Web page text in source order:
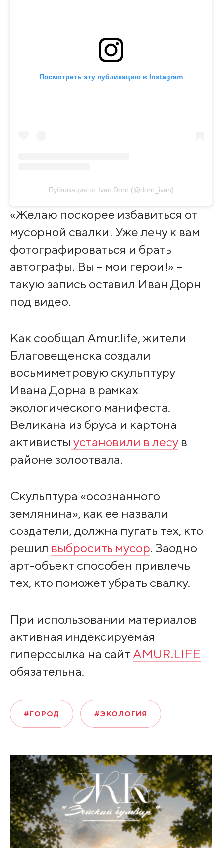
Посмотреть эту публикацию в Instagram
Публикация от Ivan Dorn (@dorn_ivan)
«Желаю поскорее избавиться от
мусорной свалки! Уже лечу к вам
фотографироваться и брать
автографы. Вы – мои герои!» –
такую запись оставил Иван Дорн
под видео.
Как сообщал Amur.life, жители
Благовещенска создали
восьмиметровую скульптуру
Ивана Дорна в рамках
экологического манифеста.
Великана из бруса и картона
активисты установили в лесув
районе золоотвала.
Скульптура «осознанного
землянина», как ее назвали
создатели, должна пугать тех, кто
решил выбросить мусор. Заодно
арт-объект способен привлечь
тех, кто поможет убрать свалку.
При использовании материалов
активная индексируемая
гиперссылка на сайт AMUR.LIFE
обязательна.
#ГОРОД #ЭКОЛОГИЯ